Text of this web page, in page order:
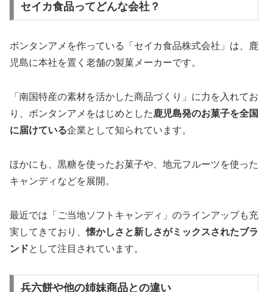
セイカ食品ってどんな会社？
ボンタンアメを作っている「セイカ食品株式会社」は、鹿
児島に本社を置く老舗の製菓メーカーです。
「南国特産の素材を活かした商品づくり」に力を入れてお
り、ボンタンアメをはじめとした 鹿児島発のお菓子を全国
に届けている企業として知られています。
ほかにも、黒糖を使ったお菓子や、地元フルーツを使った
キャンディなどを展開。
最近では「ご当地ソフトキャンディ」のラインアップも充
実してきており、懐かしさと新しさがミックスされたブラ
ンドとして注目されています。
兵六餅や他の姉妹商品との違い